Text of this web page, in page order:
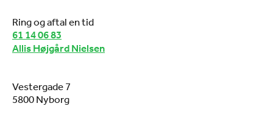
Ring og aftal en tid
61 14 06 83
Allis Højgård Nielsen
Vestergade 7
5800 Nyborg